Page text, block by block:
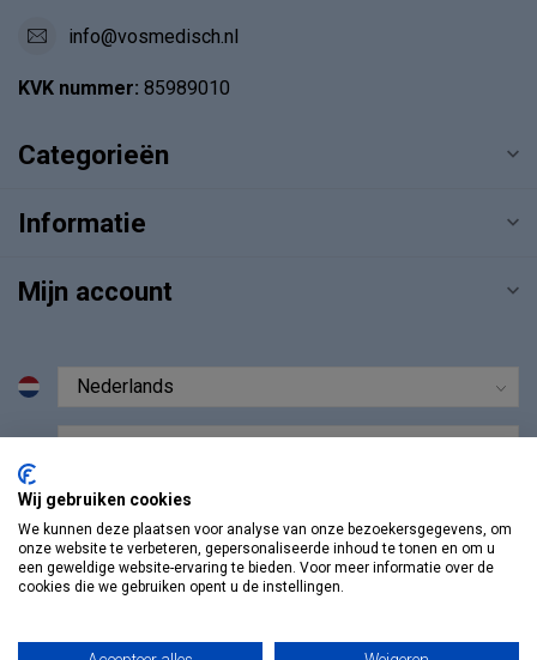
info@vosmedisch.nl
KVK nummer: 85989010
Categorieën
Informatie
Mijn account
Wij gebruiken cookies
We kunnen deze plaatsen voor analyse van onze bezoekersgegevens, om
onze website te verbeteren, gepersonaliseerde inhoud te tonen en om u
een geweldige website-ervaring te bieden. Voor meer informatie over de
cookies die we gebruiken opent u de instellingen.